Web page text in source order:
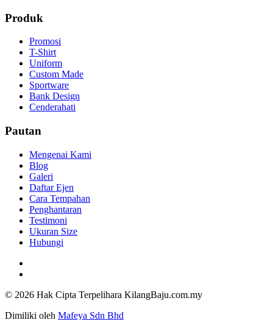
Produk
Promosi
T-Shirt
Uniform
Custom Made
Sportware
Bank Design
Cenderahati
Pautan
Mengenai Kami
Blog
Galeri
Daftar Ejen
Cara Tempahan
Penghantaran
Testimoni
Ukuran Size
Hubungi
© 2026 Hak Cipta Terpelihara KilangBaju.com.my
Dimiliki oleh Mafeya Sdn Bhd